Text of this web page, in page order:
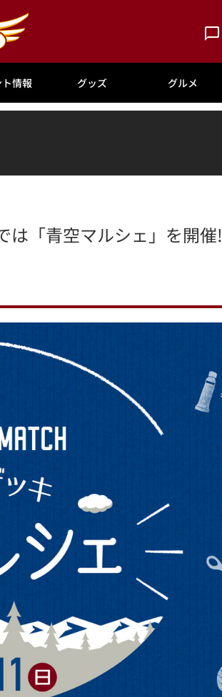
情報 グッズ グルメ
は「青空マルシェ」を開催!